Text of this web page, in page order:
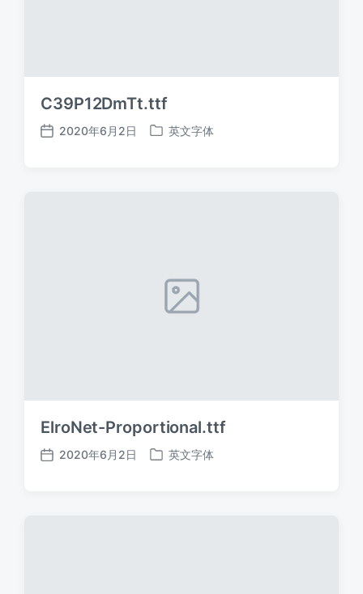
C39P12DmTt.ttf
发
2020年6月2日
发
英文字体
ElroNet-Proportional.ttf
发
2020年6月2日
发
英文字体